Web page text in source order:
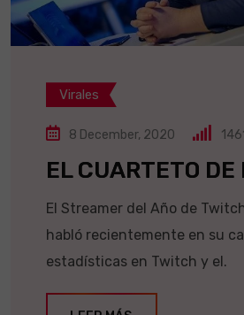
Virales
8 December, 2020
EL CUARTETO DE
El Streamer del Año de
habló recientemente en su
estadísticas en Twitch y el.